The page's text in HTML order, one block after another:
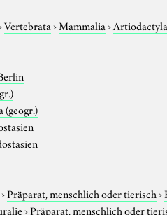
Vertebrata›Mammalia›Artiodactyla
(geogr.)
›Präparat, menschlich oder tierisch›
›Präparat, menschlich oder